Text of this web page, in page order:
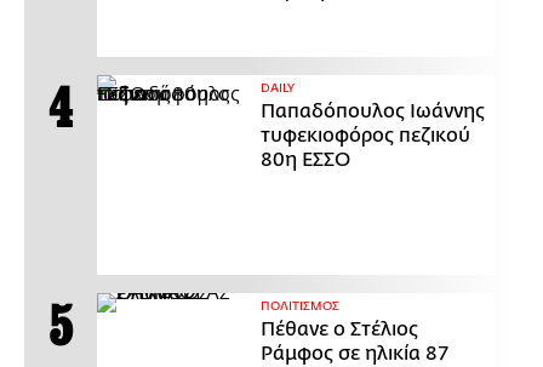
DAILY
Παπαδόπουλος Ιωάννης
τυφεκιοφόρος πεζικού
80η ΕΣΣΟ
ΠΟΛΙΤΙΣΜΟΣ
Πέθανε ο Στέλιος
Ράμφος σε ηλικία 87